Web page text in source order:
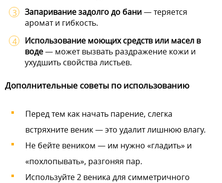
Запаривание задолго до бани— теряется
аромат и гибкость.
Использование моющих средств или масел в
воде— может вызвать раздражение кожи и
ухудшить свойства листьев.
Дополнительные советы по использованию
Перед тем как начать парение, слегка
встряхните веник — это удалит лишнюю влагу.
Не бейте веником — им нужно «гладить» и
«похлопывать», разгоняя пар.
Используйте 2 веника для симметричного